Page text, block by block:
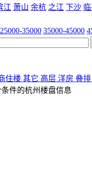
江 萧山 余杭 之江 下沙
25000-35000 35000-45000
住楼 其它 高层 洋房 叠排
件的杭州楼盘信息